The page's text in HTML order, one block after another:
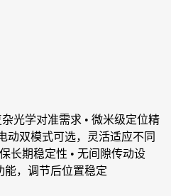
光学对准需求 • 微米级定位精
动双模式可选，灵活适应不同
长期稳定性 • 无间隙传动设
能，调节后位置稳定